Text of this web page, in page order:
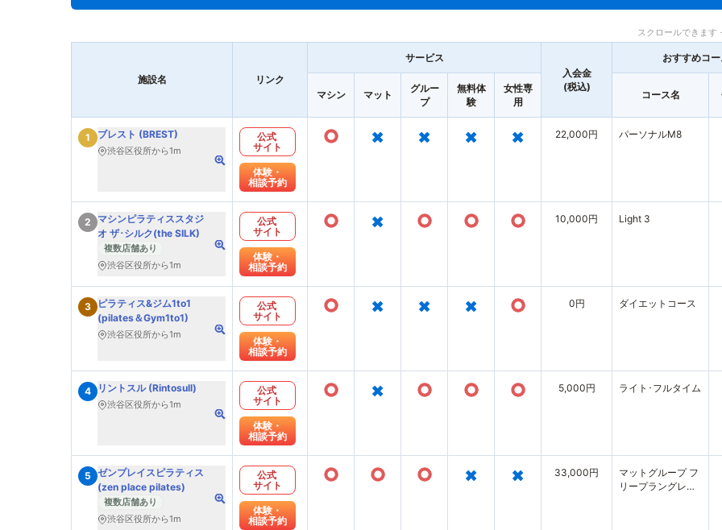
スクロールできます
施設名 リンク
サービス
入会金
(税込)
おすすめコー
マシン マット
グルー
プ
無料体
験
女性専
用
コース名
1 ブレスト (BREST)
渋谷区役所から1m
公式
サイト
体験・
相談予約
○ × × × × 22,000円 パーソナルM8
2
マシンピラティススタジ
オ ザ･シルク(the SILK)
複数店舗あり
渋谷区役所から1m
公式
サイト
体験・
相談予約
○ × ○ ○ ○ 10,000円 Light 3
3
ピラティス&ジム1to1
(pilates＆Gym1to1)
渋谷区役所から1m
公式
サイト
体験・
相談予約
○ × × × ○ 0円 ダイエットコース
4 リントスル (Rintosull)
渋谷区役所から1m
公式
サイト
体験・
相談予約
○ × ○ ○ ○ 5,000円 ライト･フルタイム
5 ゼンプレイスピラティス
(zen place pilates)
複数店舗あり
渋谷区役所から1m
公式
サイト
体験・
相談予約
○ ○ ○ × × 33,000円
マットグループ フ
リープラングレー